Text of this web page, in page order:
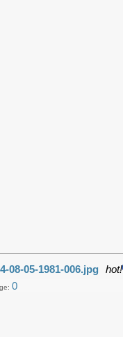
08-05-1981-006.jpg hot!
0